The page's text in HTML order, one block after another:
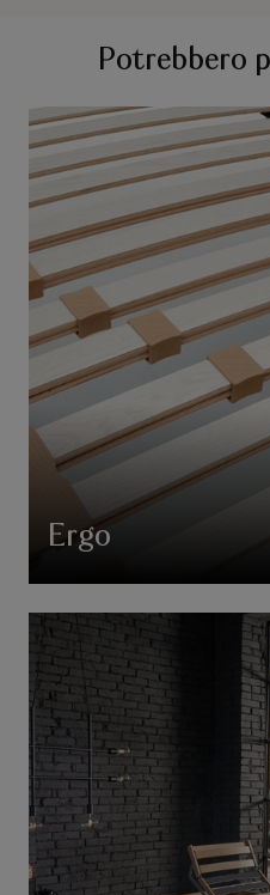
Potrebbero
Ergo